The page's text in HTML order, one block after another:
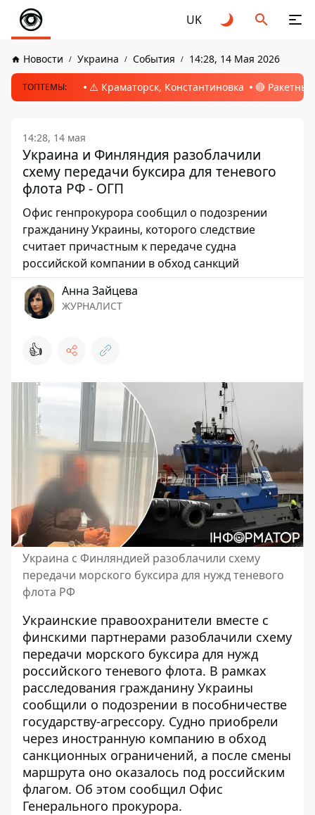
UK
Новости Украина События 14:28, 14 Мая 2026
ТОПТЕМЫ: ⚠️ Краматорск, Константиновка 🔴
14:28, 14 мая
Украина и Финляндия разоблачили
схему передачи буксира для теневого
флота РФ - ОГП
Офис генпрокурора сообщил о подозрении
гражданину Украины, которого следствие
считает причастным к передаче судна
российской компании в обход санкций
Анна Зайцева
ЖУРНАЛИСТ
👍
Украина с Финляндией разоблачили схему
передачи морского буксира для нужд теневого
флота РФ
Украинские правоохранители вместе с
финскими партнерами разоблачили схему
передачи морского буксира для нужд
российского теневого флота. В рамках
расследования гражданину Украины
сообщили о подозрении в пособничестве
государству-агрессору. Судно приобрели
через иностранную компанию в обход
санкционных ограничений, а после смены
маршрута оно оказалось под российским
флагом. Об этом сообщил Офис
Генерального прокурора.